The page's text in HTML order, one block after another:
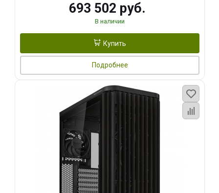
693 502 руб.
В наличии
Купить
Подробнее